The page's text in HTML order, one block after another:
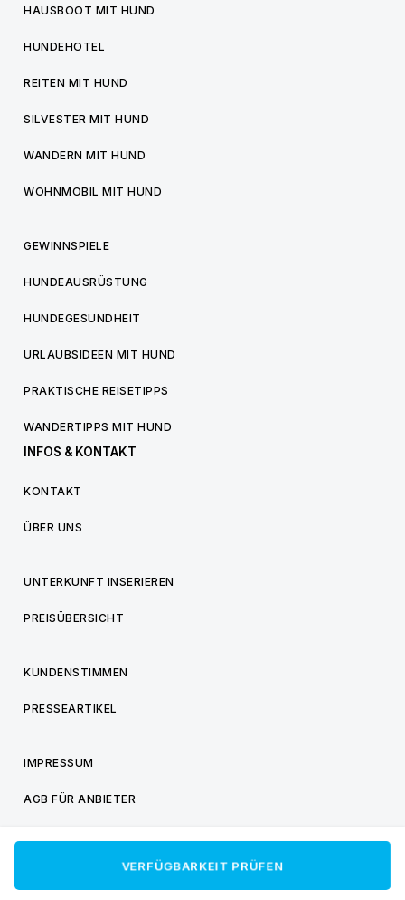
VERFÜGBARKEIT PRÜFEN
HAUSBOOT MIT HUND
HUNDEHOTEL
REITEN MIT HUND
SILVESTER MIT HUND
WANDERN MIT HUND
WOHNMOBIL MIT HUND
GEWINNSPIELE
HUNDEAUSRÜSTUNG
HUNDEGESUNDHEIT
URLAUBSIDEEN MIT HUND
PRAKTISCHE REISETIPPS
WANDERTIPPS MIT HUND
INFOS & KONTAKT
KONTAKT
ÜBER UNS
UNTERKUNFT INSERIEREN
PREISÜBERSICHT
KUNDENSTIMMEN
PRESSEARTIKEL
IMPRESSUM
AGB FÜR ANBIETER